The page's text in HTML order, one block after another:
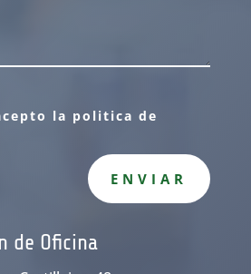
la politica de
ENVIAR
de Oficina